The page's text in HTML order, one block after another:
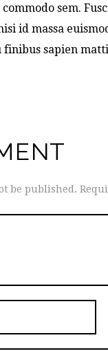
sem.
id massa
finibus sapien
be published.